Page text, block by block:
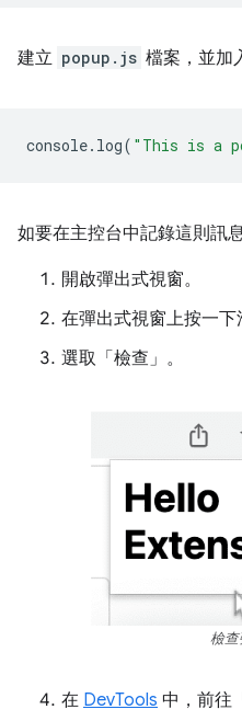
建立 popup.js 檔案，並加
console. log( "This is a
如要在主控台中記錄這則訊
開啟彈出式視窗。
在彈出式視窗上按一下
選取「檢查」 。
檢查
在 DevTools 中，前往